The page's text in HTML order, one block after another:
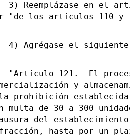
Reemplázase en el
"de los artículos 110 y
Agrégase el siguiente
121.- El
y
prohibición
multa de 30 a 300
del
hasta por un